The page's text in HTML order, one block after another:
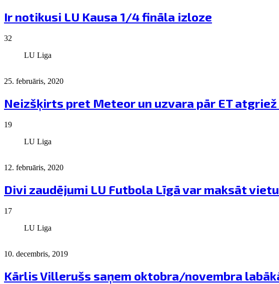
Ir notikusi LU Kausa 1/4 fināla izloze
32
LU Liga
25. februāris, 2020
Neizšķirts pret Meteor un uzvara pār ET
19
LU Liga
12. februāris, 2020
Divi zaudējumi LU Futbola Līgā var maksāt
17
LU Liga
10. decembris, 2019
Kārlis Villerušs saņem oktobra/novembra